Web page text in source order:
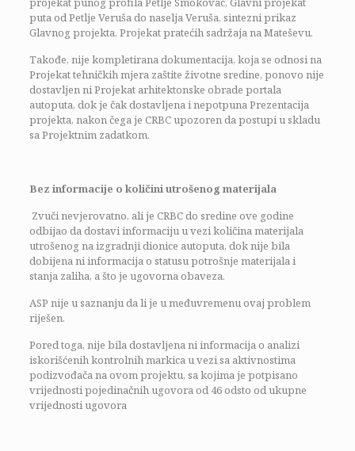
puta od Petlje Veruša do naselja Veruša, sintezni prikaz
Glavnog projekta, Projekat pratećih sadržaja na Mateševu.
Takođe, nije kompletirana dokumentacija, koja se odnosi na
Projekat tehničkih mjera zaštite životne sredine, ponovo nije
dostavljen ni Projekat arhitektonske obrade portala
autoputa, dok je čak dostavljena i nepotpuna Prezentacija
projekta, nakon čega je CRBC upozoren da postupi u skladu
sa Projektnim zadatkom.
Bez informacije o količini utrošenog materijala
Zvuči nevjerovatno, ali je CRBC do sredine ove godine
odbijao da dostavi informaciju u vezi količina materijala
utrošenog na izgradnji dionice autoputa, dok nije bila
dobijena ni informacija o statusu potrošnje materijala i
stanja zaliha, a što je ugovorna obaveza.
ASP nije u saznanju da li je u međuvremenu ovaj problem
riješen.
Pored toga, nije bila dostavljena ni informacija o analizi
iskorišćenih kontrolnih markica u vezi sa aktivnostima
podizvođača na ovom projektu, sa kojima je potpisano
vrijednosti pojedinačnih ugovora od 46 odsto od ukupne
vrijednosti ugovora